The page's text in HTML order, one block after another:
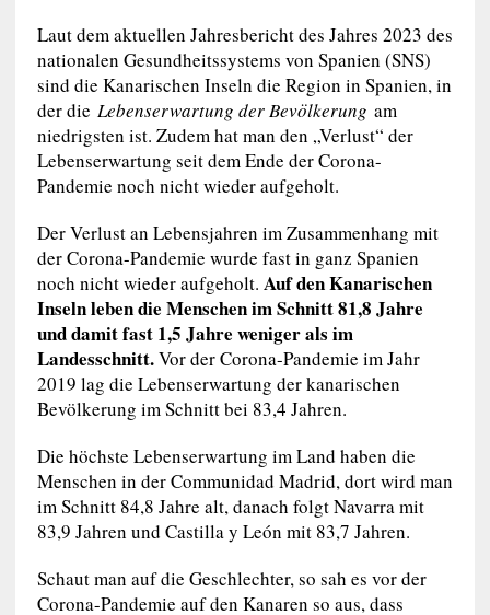
Laut dem aktuellen Jahresbericht des Jahres 2023 des
nationalen Gesundheitssystems von Spanien (SNS)
sind die Kanarischen Inseln die Region in Spanien, in
der die Lebenserwartung der Bevölkerung am
niedrigsten ist. Zudem hat man den „Verlust“ der
Lebenserwartung seit dem Ende der Corona-
Pandemie noch nicht wieder aufgeholt.
Der Verlust an Lebensjahren im Zusammenhang mit
der Corona-Pandemie wurde fast in ganz Spanien
noch nicht wieder aufgeholt. Auf den Kanarischen
Inseln leben die Menschen im Schnitt 81,8 Jahre
und damit fast 1,5 Jahre weniger als im
Landesschnitt.Vor der Corona-Pandemie im Jahr
2019 lag die Lebenserwartung der kanarischen
Bevölkerung im Schnitt bei 83,4 Jahren.
Die höchste Lebenserwartung im Land haben die
Menschen in der Communidad Madrid, dort wird man
im Schnitt 84,8 Jahre alt, danach folgt Navarra mit
83,9 Jahren und Castilla y León mit 83,7 Jahren.
Schaut man auf die Geschlechter, so sah es vor der
Corona-Pandemie auf den Kanaren so aus, dass